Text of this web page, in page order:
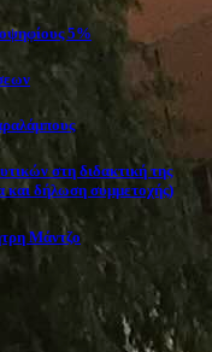
5%
στη διδακτική της
και δήλωση συμμετοχής)
Μάντζο